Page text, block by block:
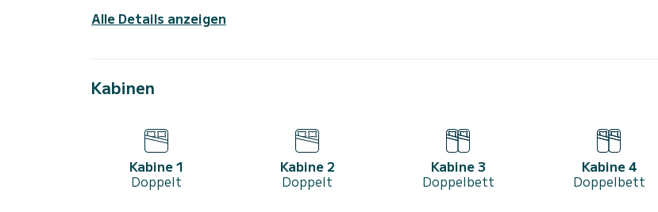
Alle Details anzeigen
Kabinen
Kabine 1
Doppelt
Kabine 2
Doppelt
Kabine 3
Doppelbett
Kabine 4
Doppelbett